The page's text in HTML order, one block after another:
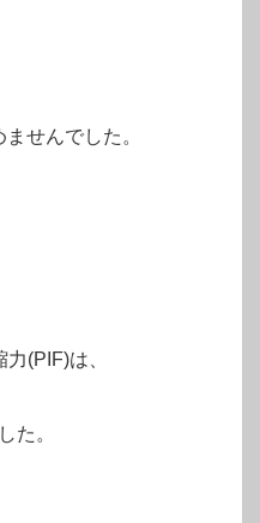
せんでした。
(PIF)は、
た。